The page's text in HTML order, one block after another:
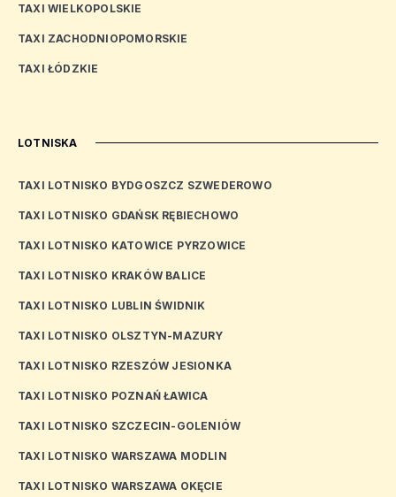
TAXI WIELKOPOLSKIE
TAXI ZACHODNIOPOMORSKIE
TAXI ŁÓDZKIE
LOTNISKA
TAXI LOTNISKO BYDGOSZCZ SZWEDEROWO
TAXI LOTNISKO GDAŃSK RĘBIECHOWO
TAXI LOTNISKO KATOWICE PYRZOWICE
TAXI LOTNISKO KRAKÓW BALICE
TAXI LOTNISKO LUBLIN ŚWIDNIK
TAXI LOTNISKO OLSZTYN-MAZURY
TAXI LOTNISKO RZESZÓW JESIONKA
TAXI LOTNISKO POZNAŃ ŁAWICA
TAXI LOTNISKO SZCZECIN-GOLENIÓW
TAXI LOTNISKO WARSZAWA MODLIN
TAXI LOTNISKO WARSZAWA OKĘCIE